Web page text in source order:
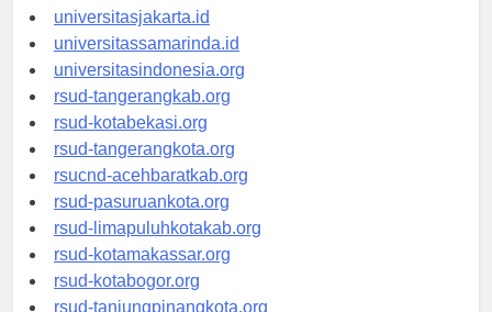
universitassalor.id
universitasjakarta.id
universitassamarinda.id
universitasindonesia.org
rsud-tangerangkab.org
rsud-kotabekasi.org
rsud-tangerangkota.org
rsucnd-acehbaratkab.org
rsud-pasuruankota.org
rsud-limapuluhkotakab.org
rsud-kotamakassar.org
rsud-kotabogor.org